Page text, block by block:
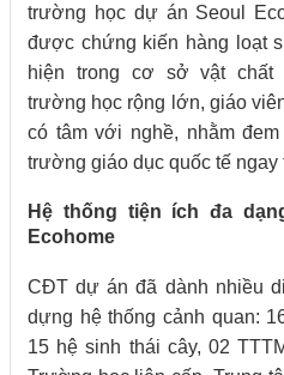
trường học dự án Seoul
được chứng kiến hàng loạt
hiện trong cơ sở vật chất
trường học rộng lớn, giáo
có tâm với nghề, nhằm
trường giáo dục quốc tế ngay
Hệ thống tiện ích đa
Ecohome
CĐT dự án đã dành nhiều
dựng hệ thống cảnh quan:
15 hệ sinh thái cây, 02